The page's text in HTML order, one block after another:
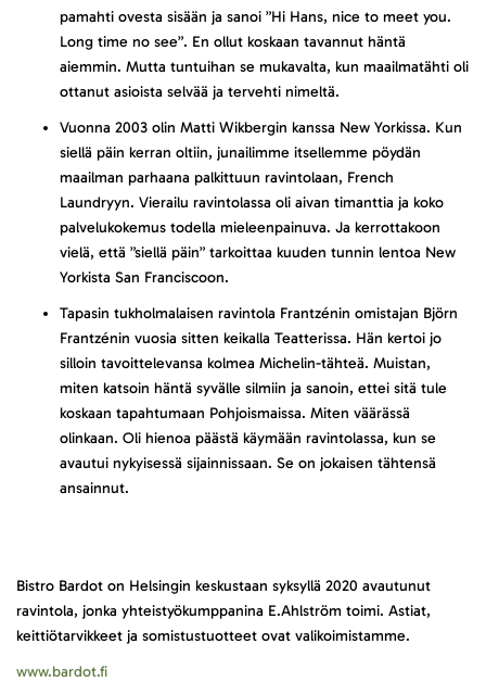
pamahti ovesta sisään ja sanoi ”Hi Hans, nice to meet you.
Long time no see”. En ollut koskaan tavannut häntä
aiemmin. Mutta tuntuihan se mukavalta, kun maailmatähti oli
ottanut asioista selvää ja tervehti nimeltä.
Vuonna 2003 olin Matti Wikbergin kanssa New Yorkissa. Kun
siellä päin kerran oltiin, junailimme itsellemme pöydän
maailman parhaana palkittuun ravintolaan, French
Laundryyn. Vierailu ravintolassa oli aivan timanttia ja koko
palvelukokemus todella mieleenpainuva. Ja kerrottakoon
vielä, että ”siellä päin” tarkoittaa kuuden tunnin lentoa New
Yorkista San Franciscoon.
Tapasin tukholmalaisen ravintola Frantzénin omistajan Björn
Frantzénin vuosia sitten keikalla Teatterissa. Hän kertoi jo
silloin tavoittelevansa kolmea Michelin-tähteä. Muistan,
miten katsoin häntä syvälle silmiin ja sanoin, ettei sitä tule
koskaan tapahtumaan Pohjoismaissa. Miten väärässä
olinkaan. Oli hienoa päästä käymään ravintolassa, kun se
avautui nykyisessä sijainnissaan. Se on jokaisen tähtensä
ansainnut.
Bistro Bardot on Helsingin keskustaan syksyllä 2020 avautunut
ravintola, jonka yhteistyökumppanina E.Ahlström toimi. Astiat,
keittiötarvikkeet ja somistustuotteet ovat valikoimistamme.
www.bardot.fi